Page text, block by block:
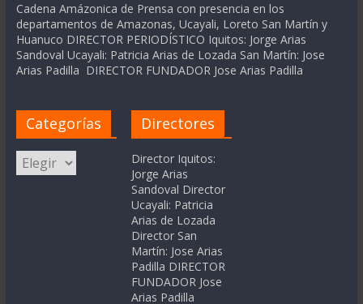
Cadena Amázonica de Prensa con presencia en los
departamentos de Amazonas, Ucayali, Loreto San Martín y
Huanuco DIRECTOR PERIODÍSTICO Iquitos: Jorge Arias
Sandoval Ucayali: Patricia Arias de Lozada San Martín: Jose
Arias Padilla DIRECTOR FUNDADOR Jose Arias Padilla
Categorías
Categorías
Directores
Director Iquitos:
Jorge Arias
Sandoval Director
Ucayali: Patricia
Arias de Lozada
Director San
Martín: Jose Arias
Padilla DIRECTOR
FUNDADOR Jose
Arias Padilla